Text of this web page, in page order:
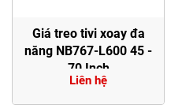
Giá treo tivi xoay đa
năng NB767-L600 45 -
70 Inch
Liên hệ